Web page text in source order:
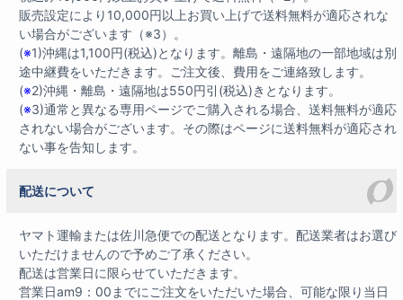
販売設定により10,000円以上お買い上げで送料無料が適応されな
い場合がございます（※3）。
(※1)沖縄は1,100円(税込)となります。離島・遠隔地の一部地域は別
途中継費をいただきます。ご注文後、費用をご連絡致します。
(※2)沖縄・離島・遠隔地は550円引(税込)きとなります。
(※3)通常と異なる専用ページでご購入される場合、送料無料が適応
されない場合がございます。その際はページに送料無料が適応され
ない事を告知します。
配送について
ヤマト運輸または佐川急便での配送となります。配送業者はお選び
いただけませんので予めご了承ください。
配送は営業日に限らせていただきます。
営業日am9：00までにご注文をいただいた場合、可能な限り当日